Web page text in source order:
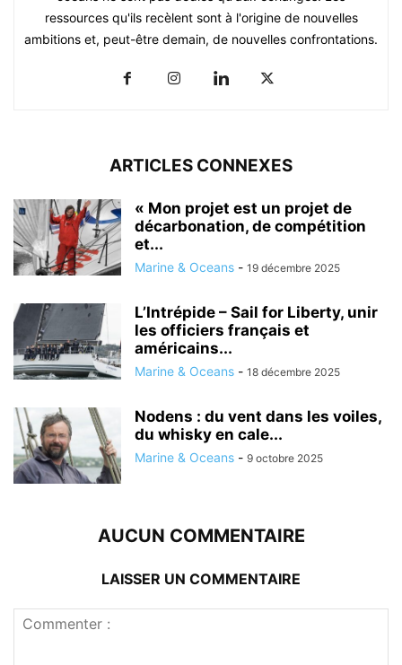
ressources qu'ils recèlent sont à l'origine de nouvelles
ambitions et, peut-être demain, de nouvelles confrontations.
ARTICLES CONNEXES
« Mon projet est un projet de
décarbonation, de compétition
et...
Marine & Oceans - 19 décembre 2025
L’Intrépide – Sail for Liberty, unir
les officiers français et
américains...
Marine & Oceans - 18 décembre 2025
Nodens : du vent dans les voiles,
du whisky en cale...
Marine & Oceans - 9 octobre 2025
AUCUN COMMENTAIRE
LAISSER UN COMMENTAIRE